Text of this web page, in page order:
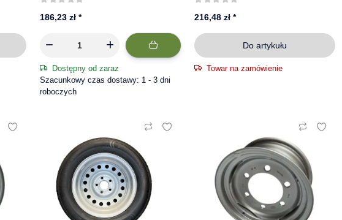
186,23 zł*
Dostępny od zaraz
Szacunkowy czas dostawy: 1 - 3 dni
roboczych
216,48 zł*
Do artykułu
Towar na zamówienie